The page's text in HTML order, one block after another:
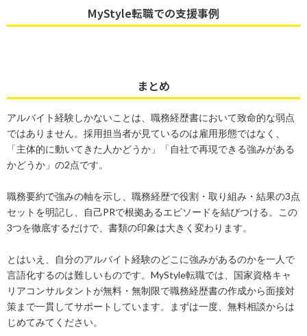
MyStyle転職での支援事例
まとめ
アルバイト経験しかないことは、職務経歴書において致命的な弱点
ではありません。採用担当者が見ているのは雇用形態ではなく、
「主体的に動いてきた人かどうか」「自社で再現できる強みがある
かどうか」の2点です。
職務要約で強みの軸を示し、職務経歴で役割・取り組み・結果の3点
セットを明記し、自己PRで根拠あるエピソードを結びつける。この
3つを徹底するだけで、書類の印象は大きく変わります。
とはいえ、自分のアルバイト経験のどこに強みがあるのかを一人で
言語化するのは難しいものです。MyStyle転職では、国家資格キャ
リアコンサルタントが無料・無制限で職務経歴書の作成から面接対
策まで一貫してサポートしています。まずは一度、無料相談からは
じめてみてください。